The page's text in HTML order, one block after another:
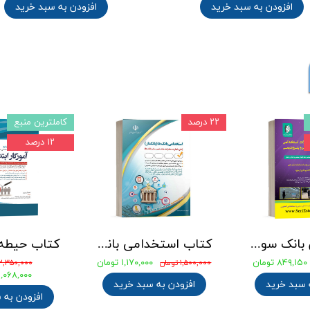
افزودن به سبد خرید افزودن به سبد خرید
۲,۳۵۰,۰۰۰
۲,۰۶۸,۰۰۰
افزودن
کاملترین منبع
۱۲ درصد
کتاب استخدامی بانک های خصوصی و دولتی (بانکدار) 1404 انتشارات آراه
۱,۵۰۰,۰۰۰ تومان ۱,۱۷۰,۰۰۰ تومان
افزودن به سبد خرید
۲۲ درصد
جامع ترین بانک سوالات استخدامی مهندسی شیمی، پلیمر و پتروشیمی
۸۴۹,۱۵۰ تومان
سبد خرید